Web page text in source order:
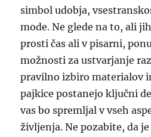
simbol udobja,
mode. Ne glede na to, ali
prosti čas ali v pisarni,
možnosti za ustvarjanje
pravilno izbiro materialov
pajkice postanejo ključni
vas bo spremljal v vseh
življenja. Ne pozabite, da